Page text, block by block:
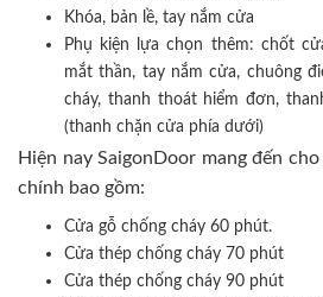
Khóa, bản lề, tay nắm cửa
Phụ kiện lựa chọn thêm: chốt
mắt thần, tay nắm cửa, chuông
cháy, thanh thoát hiểm đơn,
(thanh chặn cửa phía dưới)
Hiện nay SaigonDoor mang đến
chính bao gồm:
Cửa gỗ chống cháy 60 phút.
Cửa thép chống cháy 70 phút
Cửa thép chống cháy 90 phút